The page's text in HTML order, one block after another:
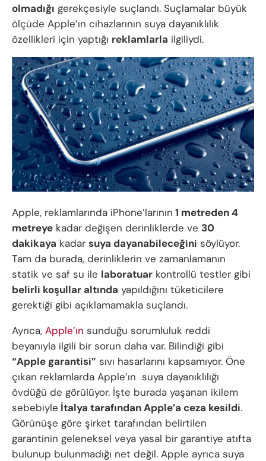
olmadığı gerekçesiyle suçlandı. Suçlamalar büyük
ölçüde Apple’ın cihazlarının suya dayanıklılık
özellikleri için yaptığı reklamlarla ilgiliydi.
Apple, reklamlarında iPhone’larının 1 metreden 4
metreye kadar değişen derinliklerde ve 30
dakikaya kadar suya dayanabileceğini söylüyor.
Tam da burada, derinliklerin ve zamanlamanın
statik ve saf su ile laboratuar kontrollü testler gibi
belirli koşullar altında yapıldığını tüketicilere
gerektiği gibi açıklamamakla suçlandı.
Ayrıca, Apple’ın sunduğu sorumluluk reddi
beyanıyla ilgili bir sorun daha var. Bilindiği gibi
“Apple garantisi” sıvı hasarlarını kapsamıyor. Öne
çıkan reklamlarda Apple’ın suya dayanıklılığı
övdüğü de görülüyor. İşte burada yaşanan ikilem
sebebiyle İtalya tarafından Apple’a ceza kesildi.
Görünüşe göre şirket tarafından belirtilen
garantinin geleneksel veya yasal bir garantiye atıfta
bulunup bulunmadığı net değil. Apple ayrıca suya